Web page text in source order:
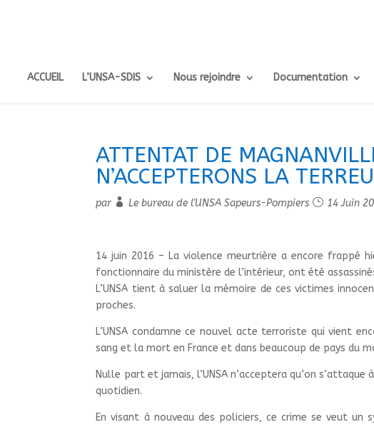
ACCUEIL L’UNSA-SDIS Nous rejoindre Documentation
ATTENTAT DE
N’ACCEPTERONS LA
par Le bureau de l'UNSA Sapeurs-Pompiers 14 Juin
14 juin 2016 – La violence meurtrière a encore frappé
fonctionnaire du ministère de l’intérieur, ont été
L’UNSA tient à saluer la mémoire de ces victimes
proches.
L’UNSA condamne ce nouvel acte terroriste qui vient
sang et la mort en France et dans beaucoup de pays du
Nulle part et jamais, l’UNSA n’acceptera qu’on
quotidien.
En visant à nouveau des policiers, ce crime se veut